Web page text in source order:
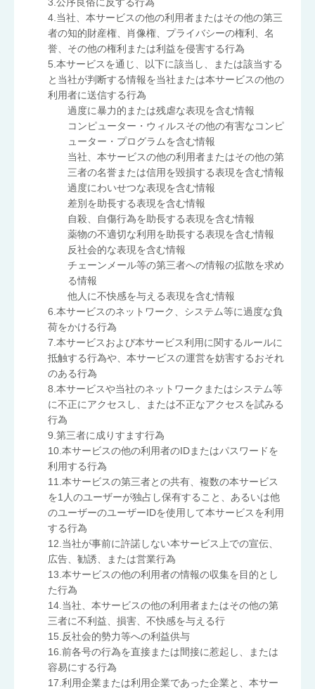
4.当社、本サービスの他の利用者またはその他の第三
者の知的財産権、肖像権、プライバシーの権利、名
誉、その他の権利または利益を侵害する行為
5.本サービスを通じ、以下に該当し、または該当する
と当社が判断する情報を当社または本サービスの他の
利用者に送信する行為
過度に暴力的または残虐な表現を含む情報
コンピューター・ウィルスその他の有害なコンピ
ューター・プログラムを含む情報
当社、本サービスの他の利用者またはその他の第
三者の名誉または信用を毀損する表現を含む情報
過度にわいせつな表現を含む情報
差別を助長する表現を含む情報
自殺、自傷行為を助長する表現を含む情報
薬物の不適切な利用を助長する表現を含む情報
反社会的な表現を含む情報
チェーンメール等の第三者への情報の拡散を求め
る情報
他人に不快感を与える表現を含む情報
6.本サービスのネットワーク、システム等に過度な負
荷をかける行為
7.本サービスおよび本サービス利用に関するルールに
抵触する行為や、本サービスの運営を妨害するおそれ
のある行為
8.本サービスや当社のネットワークまたはシステム等
に不正にアクセスし、または不正なアクセスを試みる
行為
9.第三者に成りすます行為
10.本サービスの他の利用者のIDまたはパスワードを
利用する行為
11.本サービスの第三者との共有、複数の本サービス
を1人のユーザーが独占し保有すること、あるいは他
のユーザーのユーザーIDを使用して本サービスを利用
する行為
12.当社が事前に許諾しない本サービス上での宣伝、
広告、勧誘、または営業行為
13.本サービスの他の利用者の情報の収集を目的とし
た行為
14.当社、本サービスの他の利用者またはその他の第
三者に不利益、損害、不快感を与える行
15.反社会的勢力等への利益供与
16.前各号の行為を直接または間接に惹起し、または
容易にする行為
17.利用企業または利用企業であった企業と、本サー